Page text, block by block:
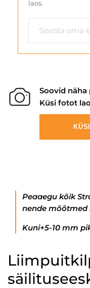
laos.
Soovid näha
Küsi fotot
Peaaegu kõik
nende mõõtmed
Kuni+5-10 mm